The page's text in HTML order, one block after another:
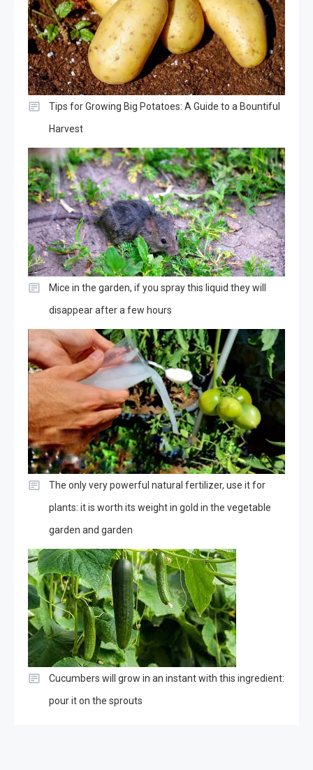
Tips for Growing Big Potatoes: A Guide to a Bountiful
Harvest
Mice in the garden, if you spray this liquid they will
disappear after a few hours
The only very powerful natural fertilizer, use it for
plants: it is worth its weight in gold in the vegetable
garden and garden
Cucumbers will grow in an instant with this ingredient:
pour it on the sprouts